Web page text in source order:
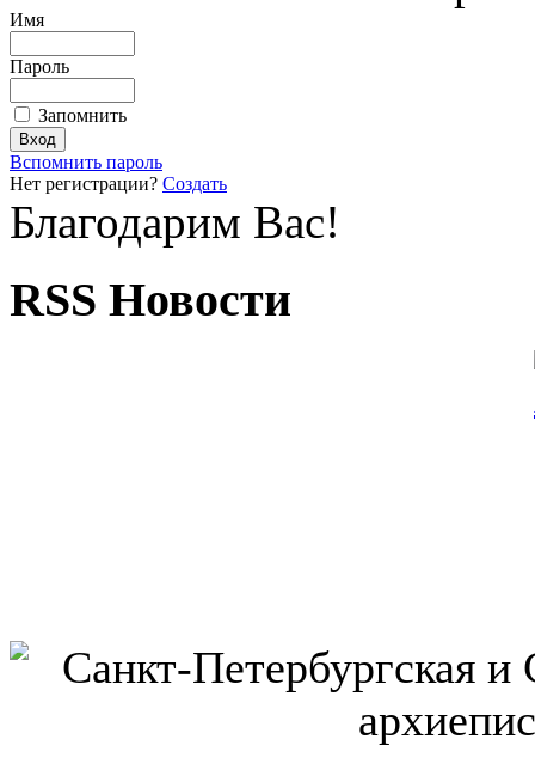
Имя
Пароль
Запомнить
Вспомнить пароль
Нет регистрации? Создать
Благодарим Вас!
RSS Новости